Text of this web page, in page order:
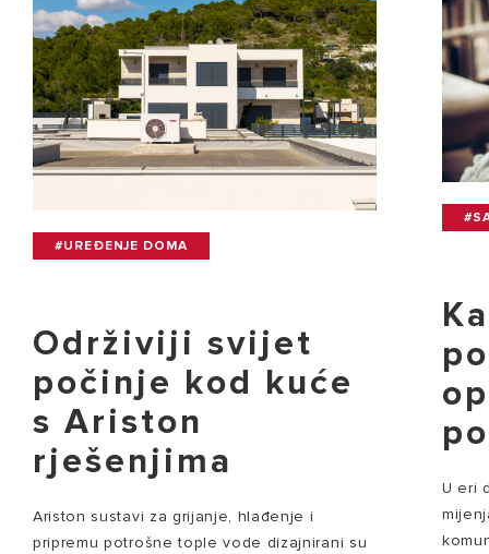
#UREĐENJE DOMA
Održiviji svijet
počinje kod kuće
s Ariston
rješenjima
Ariston sustavi za grijanje, hlađenje i
pripremu potrošne tople vode dizajnirani su
U eri